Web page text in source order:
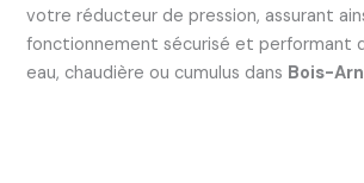
votre réducteur de pression, assurant
fonctionnement sécurisé et performant
eau, chaudière ou cumulus dans Bois-